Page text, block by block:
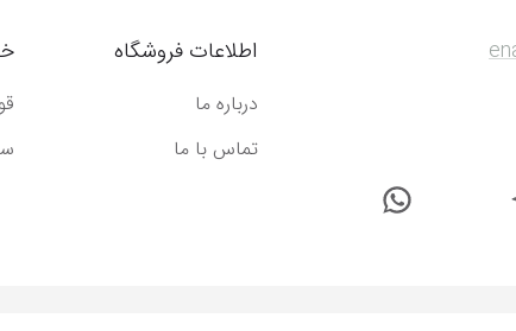
اطلاعات فروشگاه
درباره ما
تماس با ما